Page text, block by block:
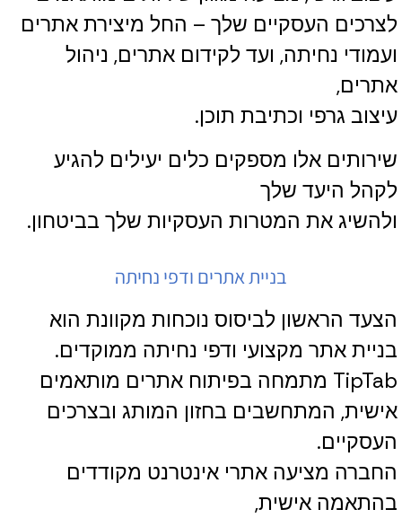
לצרכים העסקיים שלך – החל מיצירת אתרים
ועמודי נחיתה, ועד לקידום אתרים, ניהול
אתרים,
עיצוב גרפי וכתיבת תוכן.
שירותים אלו מספקים כלים יעילים להגיע
לקהל היעד שלך
ולהשיג את המטרות העסקיות שלך בביטחון.
בניית אתרים ודפי נחיתה
הצעד הראשון לביסוס נוכחות מקוונת הוא
בניית אתר מקצועי ודפי נחיתה ממוקדים.
TipTab מתמחה בפיתוח אתרים מותאמים
אישית, המתחשבים בחזון המותג ובצרכים
העסקיים.
החברה מציעה אתרי אינטרנט מקודדים
בהתאמה אישית,